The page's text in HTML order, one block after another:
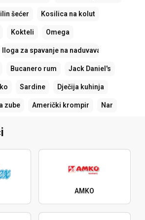
šećer Kosilica na kolut
Kokteli Omega
za spavanje na naduvavanje
Bucanero rum Jack Daniel's
Sardine Dječija kuhinja
zube Američki krompir Nar
AMKO